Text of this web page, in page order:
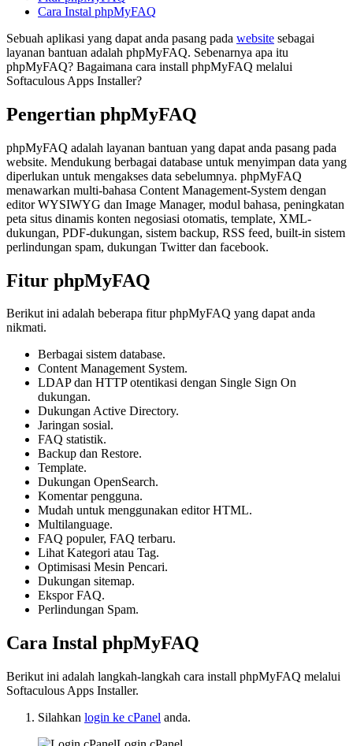
Cara Instal phpMyFAQ
Sebuah aplikasi yang dapat anda pasang pada website sebagai
layanan bantuan adalah phpMyFAQ. Sebenarnya apa itu
phpMyFAQ? Bagaimana cara install phpMyFAQ melalui
Softaculous Apps Installer?
Pengertian phpMyFAQ
phpMyFAQ adalah layanan bantuan yang dapat anda pasang pada
website. Mendukung berbagai database untuk menyimpan data yang
diperlukan untuk mengakses data sebelumnya. phpMyFAQ
menawarkan multi-bahasa Content Management-System dengan
editor WYSIWYG dan Image Manager, modul bahasa, peningkatan
peta situs dinamis konten negosiasi otomatis, template, XML-
dukungan, PDF-dukungan, sistem backup, RSS feed, built-in sistem
perlindungan spam, dukungan Twitter dan facebook.
Fitur phpMyFAQ
Berikut ini adalah beberapa fitur phpMyFAQ yang dapat anda
nikmati.
Berbagai sistem database.
Content Management System.
LDAP dan HTTP otentikasi dengan Single Sign On
dukungan.
Dukungan Active Directory.
Jaringan sosial.
FAQ statistik.
Backup dan Restore.
Template.
Dukungan OpenSearch.
Komentar pengguna.
Mudah untuk menggunakan editor HTML.
Multilanguage.
FAQ populer, FAQ terbaru.
Lihat Kategori atau Tag.
Optimisasi Mesin Pencari.
Dukungan sitemap.
Ekspor FAQ.
Perlindungan Spam.
Cara Instal phpMyFAQ
Berikut ini adalah langkah-langkah cara install phpMyFAQ melalui
Softaculous Apps Installer.
Silahkan login ke cPanel anda.